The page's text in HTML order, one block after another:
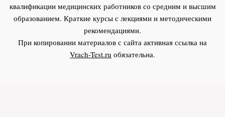
квалификации медицинских работников со средним и высшим
образованием. Краткие курсы с лекциями и методическими
рекомендациями.
При копировании материалов с сайта активная ссылка на
Vrach-Test.ru обязательна.